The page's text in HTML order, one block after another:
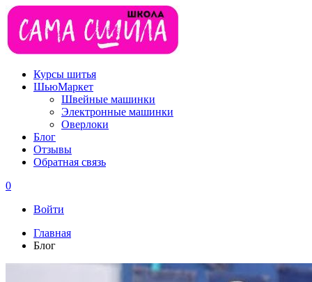
Курсы шитья
ШьюМаркет
Швейные машинки
Электронные машинки
Оверлоки
Блог
Отзывы
Обратная связь
0
Войти
Главная
Блог